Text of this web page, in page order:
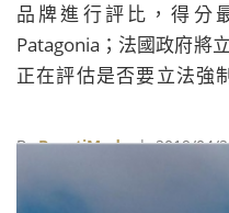
品牌進行評比，得分
Patagonia；法國政府將
正在評估是否要立法強
華公寓於台中開賣……
ByBeautiMode| 2019/04/